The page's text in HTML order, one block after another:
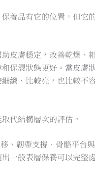
養品有它的位置，但它
皮膚穩定，改善乾燥、
保濕狀態更好。當皮膚
緻、比較亮，也比較不
代結構層次的評估。
、韌帶支撐、骨骼平台
一般表層保養可以完整